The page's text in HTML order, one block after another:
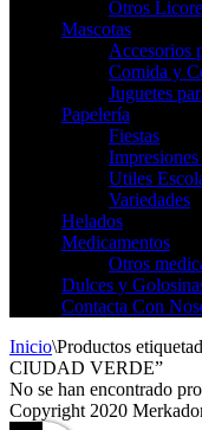
Otros
Mascotas
Accesorios
Comida y
Juguetes
Papelería
Fiestas
Utiles
Variedades
Helados
Medicamentos
Otros
Dulces y
Contacta Con
Inicio\Productos
CIUDAD VERDE”
No se han encontrado
Copyright 2020